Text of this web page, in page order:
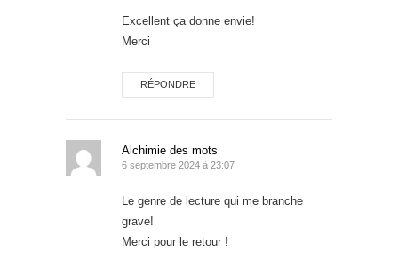
Excellent ça donne envie!
Merci
RÉPONDRE
Alchimie des mots
6 septembre 2024 à 23:07
Le genre de lecture qui me branche
grave!
Merci pour le retour !